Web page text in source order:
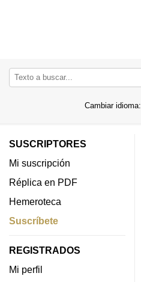
Cambiar idioma:
SUSCRIPTORES
Mi suscripción
Réplica en PDF
Hemeroteca
Suscríbete
REGISTRADOS
Mi perfil